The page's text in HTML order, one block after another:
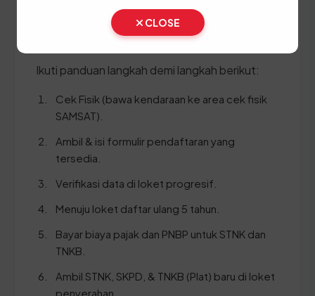
SKPD asli
BPKB asli & copy
Ikuti panduan langkah demi langkah berikut:
Cek Fisik (bawa kendaraan ke area cek fisik
SAMSAT).
Ambil & isi formulir pendaftaran yang
tersedia.
Verifikasi data di loket progresif.
Menuju loket daftar ulang 5 tahun.
Bayar biaya pajak dan PNBP untuk STNK dan
TNKB.
Ambil STNK, SKPD, & TNKB (Plat) baru di loket
penyerahan.
CLOSE